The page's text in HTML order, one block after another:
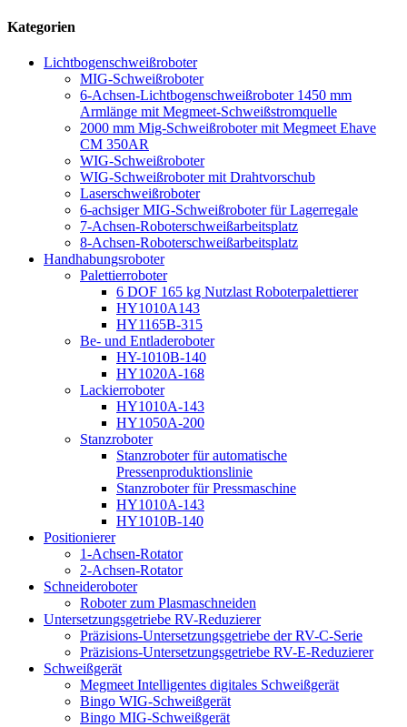
Kategorien
Lichtbogenschweißroboter
MIG-Schweißroboter
6-Achsen-Lichtbogenschweißroboter 1450 mm
Armlänge mit Megmeet-Schweißstromquelle
2000 mm Mig-Schweißroboter mit Megmeet Ehave
CM 350AR
WIG-Schweißroboter
WIG-Schweißroboter mit Drahtvorschub
Laserschweißroboter
6-achsiger MIG-Schweißroboter für Lagerregale
7-Achsen-Roboterschweißarbeitsplatz
8-Achsen-Roboterschweißarbeitsplatz
Handhabungsroboter
Palettierroboter
6 DOF 165 kg Nutzlast Roboterpalettierer
HY1010A143
HY1165B-315
Be- und Entladeroboter
HY-1010B-140
HY1020A-168
Lackierroboter
HY1010A-143
HY1050A-200
Stanzroboter
Stanzroboter für automatische
Pressenproduktionslinie
Stanzroboter für Pressmaschine
HY1010A-143
HY1010B-140
Positionierer
1-Achsen-Rotator
2-Achsen-Rotator
Schneideroboter
Roboter zum Plasmaschneiden
Untersetzungsgetriebe RV-Reduzierer
Präzisions-Untersetzungsgetriebe der RV-C-Serie
Präzisions-Untersetzungsgetriebe RV-E-Reduzierer
Schweißgerät
Megmeet Intelligentes digitales Schweißgerät
Bingo WIG-Schweißgerät
Bingo MIG-Schweißgerät